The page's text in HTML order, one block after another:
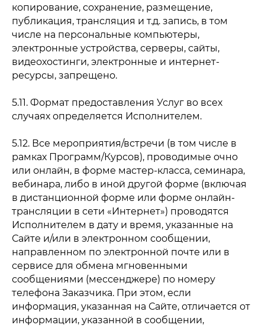
копирование, сохранение, размещение,
публикация, трансляция и т.д. запись, в том
числе на персональные компьютеры,
электронные устройства, серверы, сайты,
видеохостинги, электронные и интернет-
ресурсы, запрещено.
5.11. Формат предоставления Услуг во всех
случаях определяется Исполнителем.
5.12. Все мероприятия/встречи (в том числе в
рамках Программ/Курсов), проводимые очно
или онлайн, в форме мастер-класса, семинара,
вебинара, либо в иной другой форме (включая
в дистанционной форме или форме онлайн-
трансляции в сети «Интернет») проводятся
Исполнителем в дату и время, указанные на
Сайте и/или в электронном сообщении,
направленном по электронной почте или в
сервисе для обмена мгновенными
сообщениями (мессенджере) по номеру
телефона Заказчика. При этом, если
информация, указанная на Сайте, отличается от
информации, указанной в сообщении,